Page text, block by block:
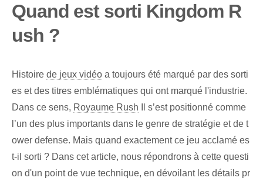
Quand est sorti Kingdom R
ush ?
Histoire de jeux vidéo a toujours été marqué par des sorti
es et des titres emblématiques qui ont marqué l'industrie.
Dans ce sens, Royaume Rush Il s’est positionné comme
l’un des plus importants dans le genre de stratégie et de t
ower defense. Mais quand exactement ce jeu acclamé es
t-il sorti ? Dans cet article, nous répondrons à cette questi
on d'un point de vue technique, en dévoilant les détails pr